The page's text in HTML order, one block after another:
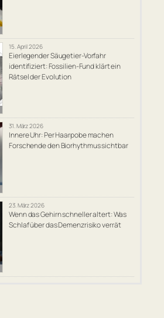
15. April 2026
Eierlegender Säugetier-Vorfahr
identifiziert: Fossilien-Fund klärt ein
Rätsel der Evolution
31. März 2026
Innere Uhr: Per Haarpobe machen
Forschende den Biorhythmus sichtbar
23. März 2026
Wenn das Gehirn schneller altert: Was
Schlaf über das Demenzrisiko verrät